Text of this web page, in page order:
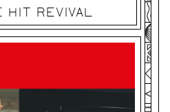
HIT REVIVAL